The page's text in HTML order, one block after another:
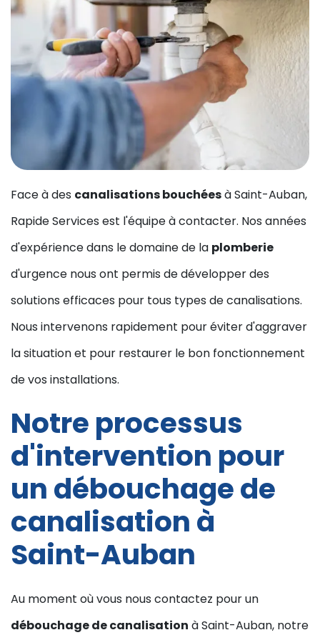
Face à des canalisations bouchéesà Saint-Auban,
Rapide Services est l'équipe à contacter. Nos années
d'expérience dans le domaine de la plomberie
d'urgence nous ont permis de développer des
solutions efficaces pour tous types de canalisations.
Nous intervenons rapidement pour éviter d'aggraver
la situation et pour restaurer le bon fonctionnement
de vos installations.
Notre processus
d'intervention pour
un débouchage de
canalisation à
Saint-Auban
Au moment où vous nous contactez pour un
débouchage de canalisation à Saint-Auban, notre